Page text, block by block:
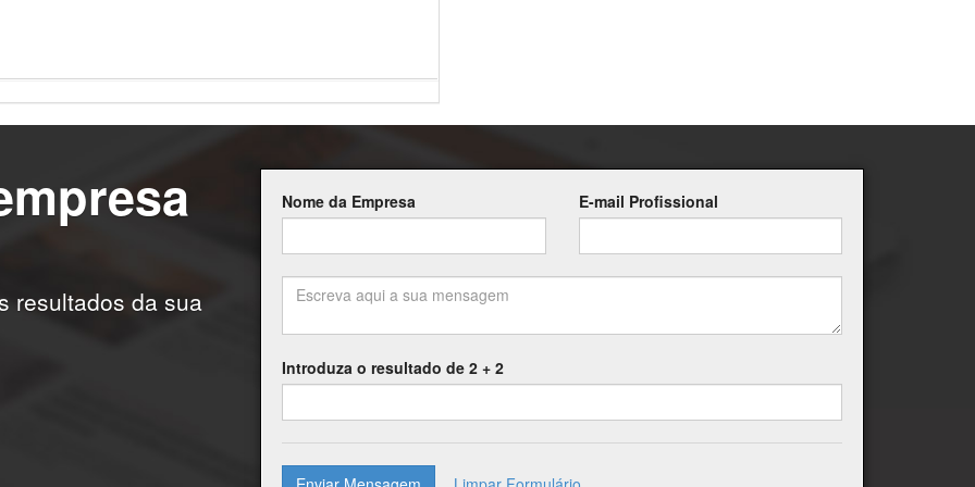
resultados da sua
Nome da Empresa E-mail Profissional
Introduza o resultado de 2 + 2